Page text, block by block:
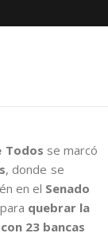
Todos se marcó
, donde se
en el Senado
para quebrar la
23 bancas